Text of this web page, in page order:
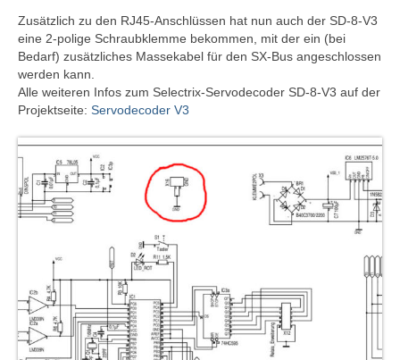
SX-News-Blog
ST-Train Handbuch zum Download
Nachruf Klaus Richter „Der Modellbahn-
Berater“
Selectrix-Elektronik
Selectrix-Elektronik
Anzeigemodul V1
Gleisbelegtmelder V3
Funktionsdecoder V2
Licht-Funktionsdecoder V1
Zusätzlich zu den RJ45-Anschlüssen hat nun auch der SD-8-V3
eine 2-polige Schraubklemme bekommen, mit der ein (bei
Bedarf) zusätzliches Massekabel für den SX-Bus angeschlossen
werden kann.
Alle weiteren Infos zum Selectrix-Servodecoder SD-8-V3 auf der
Projektseite: Servodecoder V3